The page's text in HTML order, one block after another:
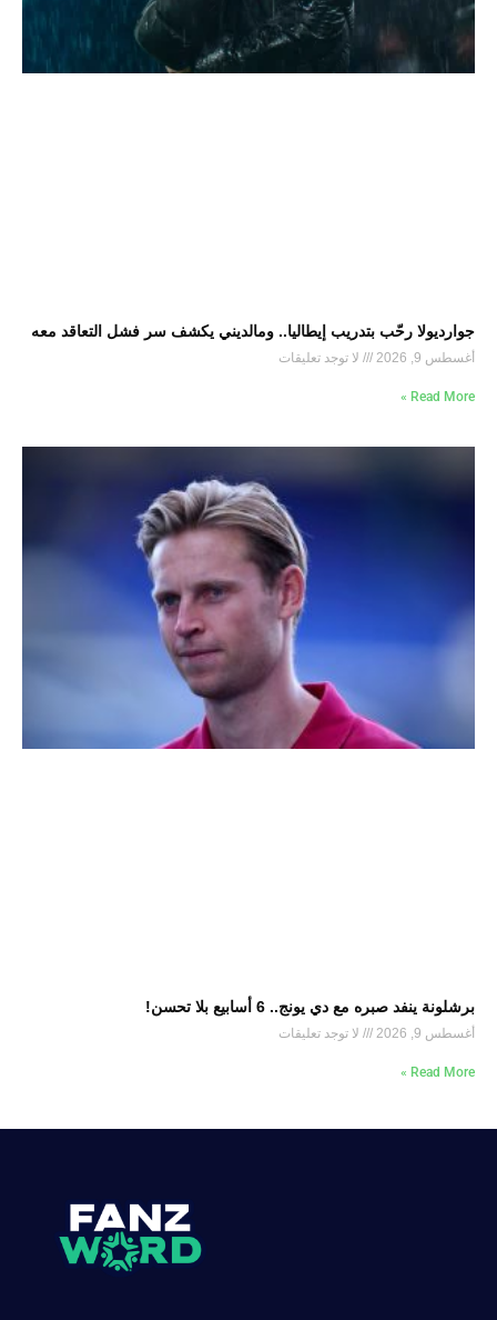
جوارديولا رحّب بتدريب إيطاليا.. ومالديني يكشف سر فشل التعاقد معه
أغسطس 9, 2026 لا توجد تعليقات
Read More »
برشلونة ينفد صبره مع دي يونج.. 6 أسابيع بلا تحسن!
أغسطس 9, 2026 لا توجد تعليقات
Read More »